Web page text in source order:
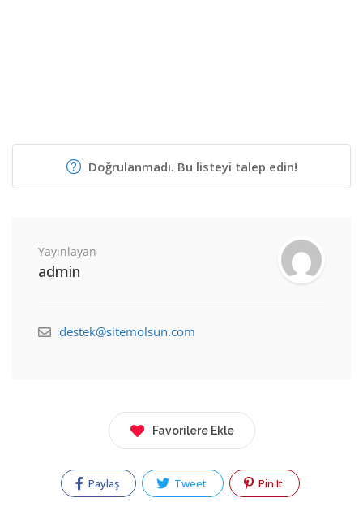
Doğrulanmadı. Bu listeyi talep edin!
Yayınlayan
admin
destek@sitemolsun.com
Favorilere Ekle
Paylaş Tweet Pin It